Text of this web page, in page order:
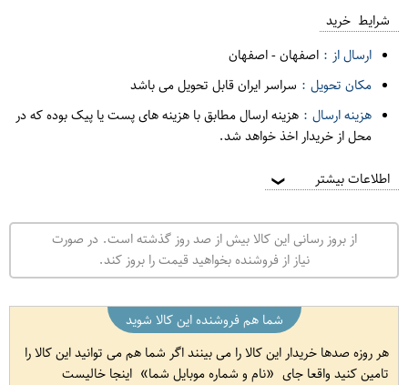
شرایط خرید
ارسال از : اصفهان-اصفهان
مکان تحویل : سراسر ایران قابل تحویل می باشد
هزینه ارسال : هزینه ارسال مطابق با هزینه های پست یا پیک بوده که در
محل از خریدار اخذ خواهد شد.
اطلاعات بیشتر ❯
از بروز رسانی این کالا بیش از صد روز گذشته است. در صورت
نیاز از فروشنده بخواهید قیمت را بروز کند.
شما هم فروشنده این کالا شوید
هر روزه صدها خریدار این کالا را می بینند اگر شما هم می توانید این کالا را
تامین کنید واقعا جای
نام و شماره موبایل شما اینجا خالیست